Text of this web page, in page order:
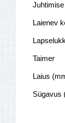
Laienev
Lapselukk
Taimer
Laius
Sügavus